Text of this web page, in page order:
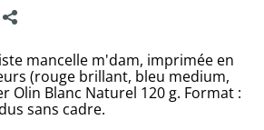
mancelle m'dam, imprimée en
(rouge brillant, bleu medium,
Olin Blanc Naturel 120 g. Format :
sans cadre.